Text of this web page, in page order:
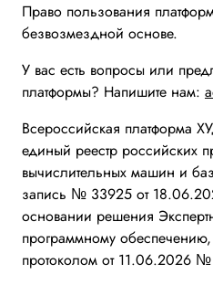
Право пользования
безвозмездной основе.
У вас есть вопросы или
платформы? Напишите нам:
Всероссийская
единый реестр российских
вычислительных машин и
запись № 33925 от
основании решения
программному
протоколом от 11.06.2026